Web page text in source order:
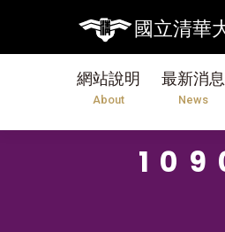
國立清華
網站說明
About
最新消息
News